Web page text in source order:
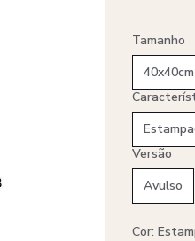
Tamanho
40x40cm
Versão
Avulso
Cor: